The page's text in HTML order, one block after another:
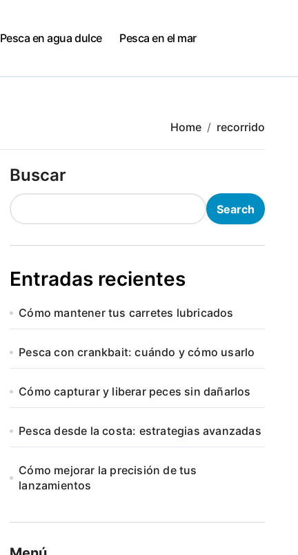
Pesca en agua dulce Pesca en el mar
Home recorrido
Buscar
Search
Entradas recientes
Cómo mantener tus carretes lubricados
Pesca con crankbait: cuándo y cómo usarlo
Cómo capturar y liberar peces sin dañarlos
Pesca desde la costa: estrategias avanzadas
Cómo mejorar la precisión de tus
lanzamientos